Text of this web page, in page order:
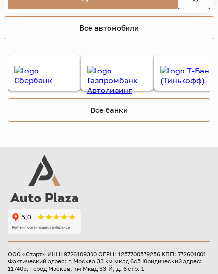
Все автомобили
Все банки
ООО «Старт» ИНН: 9726109300 ОГРН: 1257700579256 КПП: 772601001
Фактический адрес: г. Москва 33 км мкад 6с5 Юридический адрес:
117405, город Москва, км Мкад 33-Й, д. 6 стр. 1